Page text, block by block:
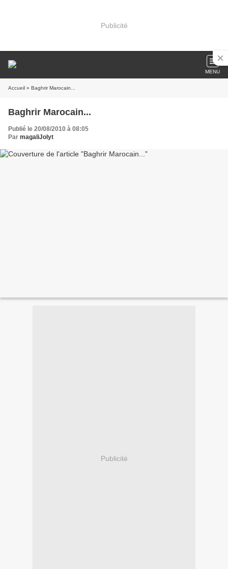
Publicité
MENU
Accueil » Baghrir Marocain...
Baghrir Marocain...
Publié le 20/08/2010 à 08:05
Par magaliJolyt
Publicité